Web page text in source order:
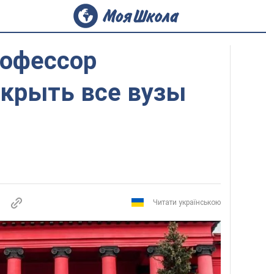
все вузы
Читати українською